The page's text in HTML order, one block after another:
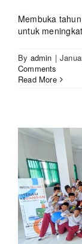
Membuka
untuk
By admin |
Comments
Read More